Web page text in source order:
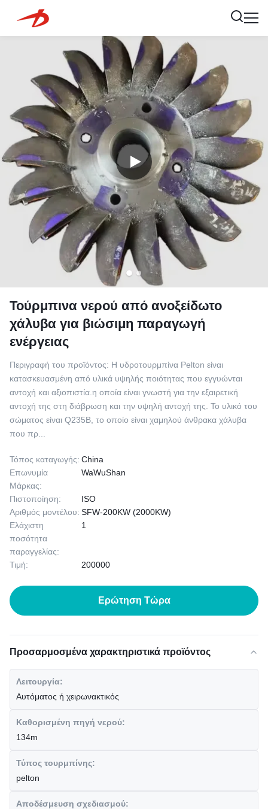
Τούρμπινα νερού από ανοξείδωτο
χάλυβα για βιώσιμη παραγωγή
ενέργειας
Περιγραφή του προϊόντος: Η υδροτουρμπίνα Pelton είναι
κατασκευασμένη από υλικά υψηλής ποιότητας που εγγυώνται
αντοχή και αξιοπιστία.η οποία είναι γνωστή για την εξαιρετική
αντοχή της στη διάβρωση και την υψηλή αντοχή της. Το υλικό του
σώματος είναι Q235B, το οποίο είναι χαμηλού άνθρακα χάλυβα
που πρ...
Τόπος καταγωγής: China
Επωνυμία
Μάρκας:
WaWuShan
Πιστοποίηση:
ISO
Αριθμός μοντέλου: SFW-200KW (2000KW)
Ελάχιστη
ποσότητα
παραγγελίας:
1
Τιμή: 200000
Ερώτηση Τώρα
Προσαρμοσμένα χαρακτηριστικά προϊόντος
Λειτουργία:
Αυτόματος ή χειρωνακτικός
Καθορισμένη πηγή νερού:
134m
Τύπος τουρμπίνης:
pelton
Αποδέσμευση σχεδιασμού: